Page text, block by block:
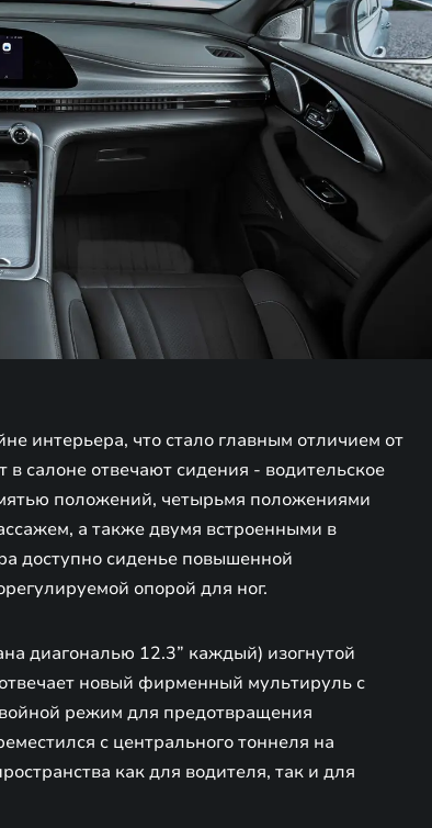
интерьера, что стало главным отличием от
салоне отвечают сидения - водительское
положений, четырьмя положениями
а также двумя встроенными в
доступно сиденье повышенной
опорой для ног.
диагональю 12.3” каждый) изогнутой
новый фирменный мультируль с
режим для предотвращения
с центрального тоннеля на
как для водителя, так и для